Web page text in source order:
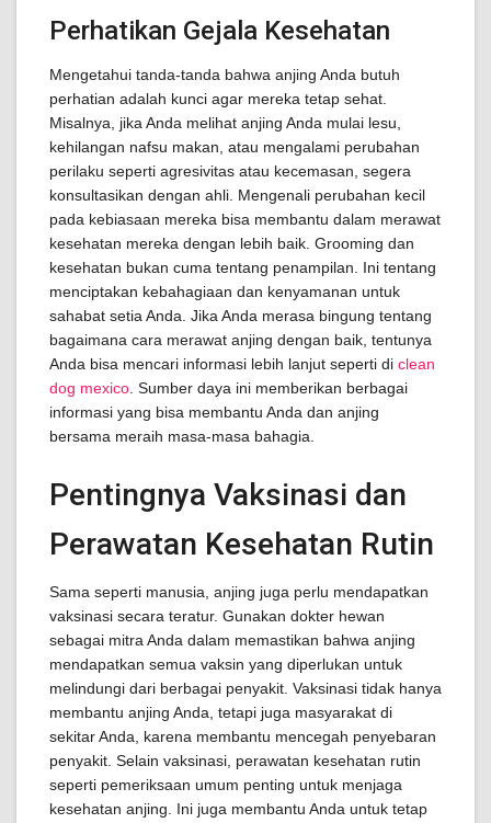
Perhatikan Gejala Kesehatan
Mengetahui tanda-tanda bahwa anjing Anda butuh
perhatian adalah kunci agar mereka tetap sehat.
Misalnya, jika Anda melihat anjing Anda mulai lesu,
kehilangan nafsu makan, atau mengalami perubahan
perilaku seperti agresivitas atau kecemasan, segera
konsultasikan dengan ahli. Mengenali perubahan kecil
pada kebiasaan mereka bisa membantu dalam merawat
kesehatan mereka dengan lebih baik. Grooming dan
kesehatan bukan cuma tentang penampilan. Ini tentang
menciptakan kebahagiaan dan kenyamanan untuk
sahabat setia Anda. Jika Anda merasa bingung tentang
bagaimana cara merawat anjing dengan baik, tentunya
Anda bisa mencari informasi lebih lanjut seperti di clean
dog mexico . Sumber daya ini memberikan berbagai
informasi yang bisa membantu Anda dan anjing
bersama meraih masa-masa bahagia.
Pentingnya Vaksinasi dan
Perawatan Kesehatan Rutin
Sama seperti manusia, anjing juga perlu mendapatkan
vaksinasi secara teratur. Gunakan dokter hewan
sebagai mitra Anda dalam memastikan bahwa anjing
mendapatkan semua vaksin yang diperlukan untuk
melindungi dari berbagai penyakit. Vaksinasi tidak hanya
membantu anjing Anda, tetapi juga masyarakat di
sekitar Anda, karena membantu mencegah penyebaran
penyakit. Selain vaksinasi, perawatan kesehatan rutin
seperti pemeriksaan umum penting untuk menjaga
kesehatan anjing. Ini juga membantu Anda untuk tetap